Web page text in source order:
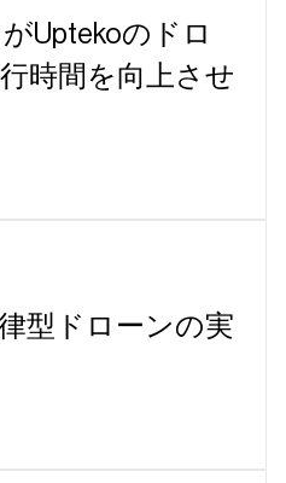
Uptekoのドロ
時間を向上させ
型ドローンの実